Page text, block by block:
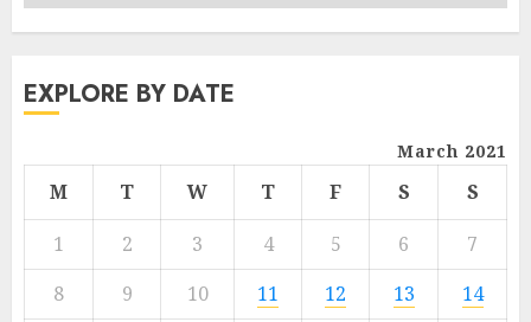
EXPLORE BY DATE
March 2021
M T W T F S
S
1
2 3 4 5 6
7
8
9 10 11 12 13
14